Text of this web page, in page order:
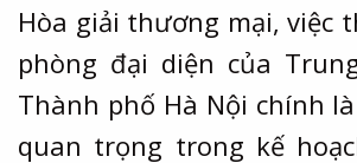
Hòa giải thương mại, việc
phòng đại diện của
Thành phố Hà Nội chính
quan trọng trong kế